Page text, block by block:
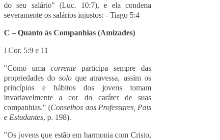
do seu salário" (Luc. 10:7), e ela condena
severamente os salários injustos: - Tiago 5:4
C – Quanto às Companhias (Amizades)
I Cor. 5:9 e 11
"Como uma corrente participa sempre das
propriedades do soloque atravessa, assim os
princípios e hábitos dos jovens tomam
invariavelmente a cor do caráter de suas
companhias." (Conselhos aos Professares, Pais
e Estudantes, p. 198).
"Os jovens que estão em harmonia com Cristo,